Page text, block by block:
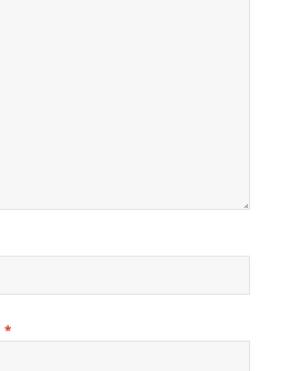
*